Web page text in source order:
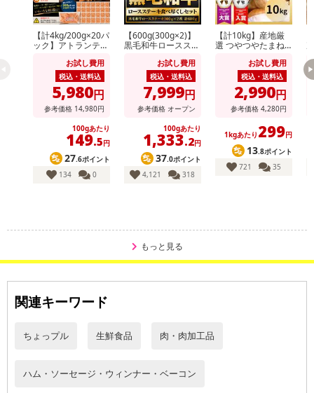
・原材料/材質/素材：【ロースハム】豚ロース肉、食塩、種類(ブド
ンC)、発色剤(特 K、 酸Na)、香辛料抽出物、(一部に豚肉を含む)
止剤(ビタミンC)、発色剤( 亜硝酸Na)、B 料会出物、(一部に豚肉を
【計4kg/200g×20パ
ック】アトランティ
切り落としお試し費用
税込・送料込
5,980円
参考価格 14,980円
100gあたり
149.5円
27.6ポイント
134
0
【600g(300g×2)】
黒毛和牛ロースステ
お試し費用
税込・送料込
7,999円
参考価格 オープン
100gあたり
1,333.2円
37.0ポイント
4,121
318
【計10kg】産地厳
選 つやつやたまね
お試し費用
税込・送料込
2,990円
参考価格 4,280円
1kgあたり 299円
13.8ポイント
721
35
もっと見る
関連キーワード
ちょっプル 生鮮食品 肉・肉加工品
ハム・ソーセージ・ウィンナー・ベーコン